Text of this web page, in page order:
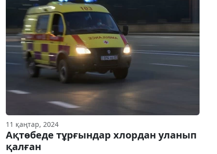
11 қаңтар, 2024
Ақтөбеде тұрғындар хлордан уланып
қалған